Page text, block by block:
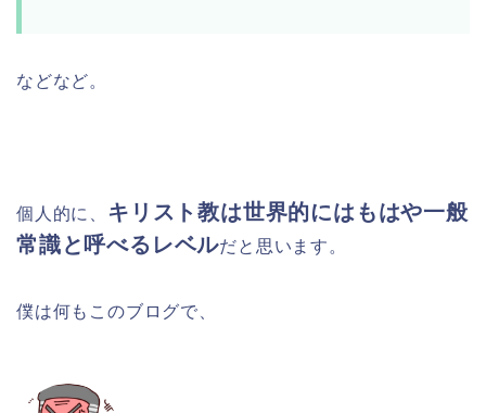
などなど。
個人的に、
キリスト教は世界的にはもはや一般
常識と呼べるレベルだと思います。
僕は何もこのブログで、